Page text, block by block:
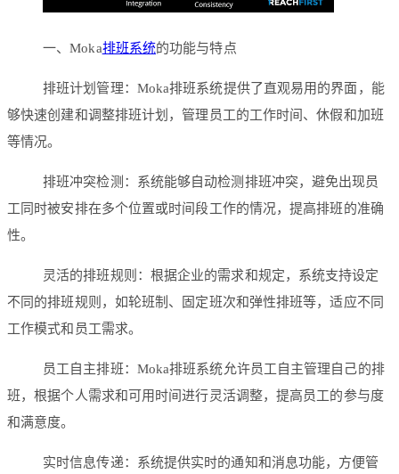
一、Moka排班系统的功能与特点
排班计划管理：Moka排班系统提供了直观易用的界面，能
够快速创建和调整排班计划，管理员工的工作时间、休假和加班
等情况。
排班冲突检测：系统能够自动检测排班冲突，避免出现员
工同时被安排在多个位置或时间段工作的情况，提高排班的准确
性。
灵活的排班规则：根据企业的需求和规定，系统支持设定
不同的排班规则，如轮班制、固定班次和弹性排班等，适应不同
工作模式和员工需求。
员工自主排班：Moka排班系统允许员工自主管理自己的排
班，根据个人需求和可用时间进行灵活调整，提高员工的参与度
和满意度。
实时信息传递：系统提供实时的通知和消息功能，方便管